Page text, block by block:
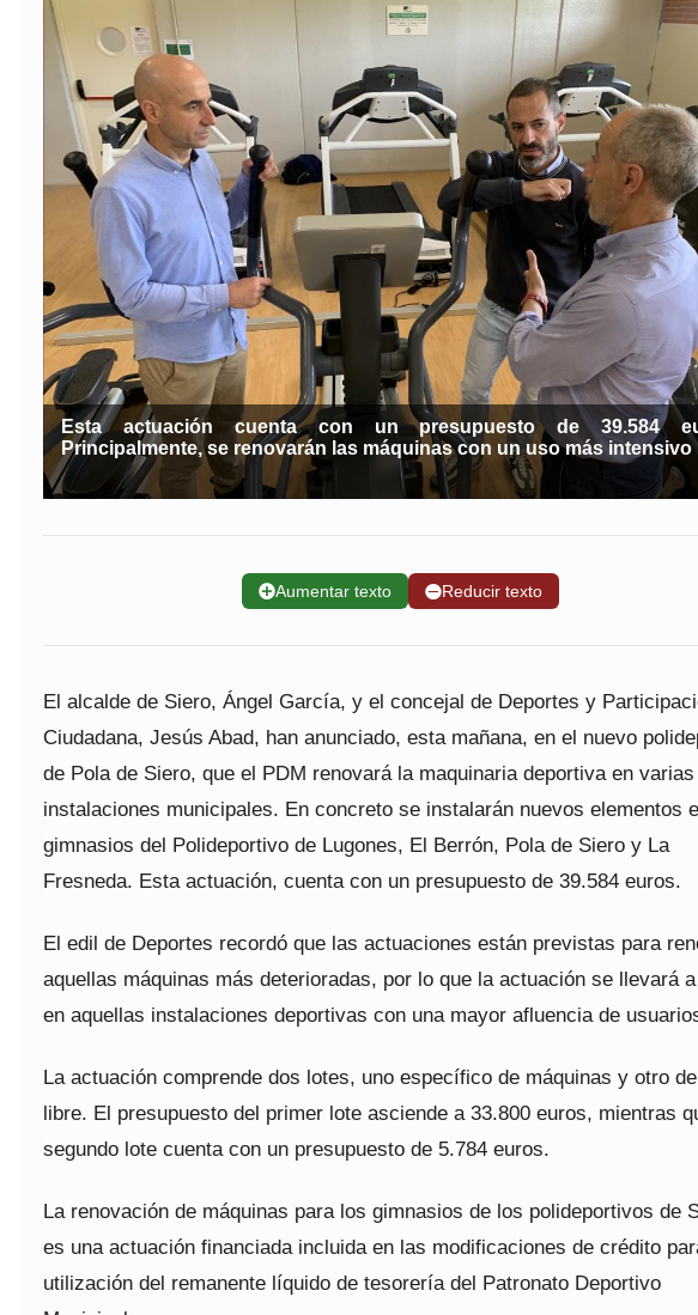
Esta actuación cuenta con un presupuesto de 39.584
Principalmente, se renovarán las máquinas con un uso más intensivo
➕Aumentar texto ➖Reducir texto
El alcalde de Siero, Ángel García, y el concejal de Deportes y
Ciudadana, Jesús Abad, han anunciado, esta mañana, en el nuevo
de Pola de Siero, que el PDM renovará la maquinaria deportiva en varias
instalaciones municipales. En concreto se instalarán nuevos elementos
gimnasios del Polideportivo de Lugones, El Berrón, Pola de Siero y La
Fresneda. Esta actuación, cuenta con un presupuesto de 39.584 euros.
El edil de Deportes recordó que las actuaciones están previstas para
aquellas máquinas más deterioradas, por lo que la actuación se llevará
en aquellas instalaciones deportivas con una mayor afluencia de
La actuación comprende dos lotes, uno específico de máquinas y otro
libre. El presupuesto del primer lote asciende a 33.800 euros, mientras
segundo lote cuenta con un presupuesto de 5.784 euros.
La renovación de máquinas para los gimnasios de los polideportivos de
es una actuación financiada incluida en las modificaciones de crédito
utilización del remanente líquido de tesorería del Patronato Deportivo